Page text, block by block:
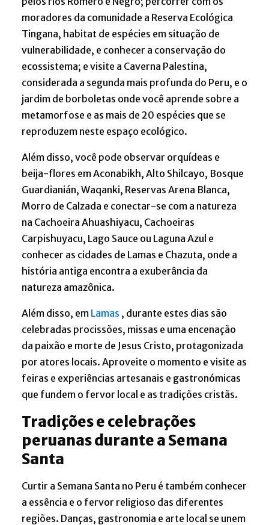
moradores da comunidade a Reserva Ecológica
Tingana, habitat de espécies em situação de
vulnerabilidade, e conhecer a conservação do
ecossistema; e visite a Caverna Palestina,
considerada a segunda mais profunda do Peru, e o
jardim de borboletas onde você aprende sobre a
metamorfose e as mais de 20 espécies que se
reproduzem neste espaço ecológico.
Além disso, você pode observar orquídeas e
beija-flores em Aconabikh, Alto Shilcayo, Bosque
Guardianián, Waqanki, Reservas Arena Blanca,
Morro de Calzada e conectar-se com a natureza
na Cachoeira Ahuashiyacu, Cachoeiras
Carpishuyacu, Lago Sauce ou Laguna Azul e
conhecer as cidades de Lamas e Chazuta, onde a
história antiga encontra a exuberância da
natureza amazônica.
Além disso, em Lamas , durante estes dias são
celebradas procissões, missas e uma encenação
da paixão e morte de Jesus Cristo, protagonizada
por atores locais. Aproveite o momento e visite as
feiras e experiências artesanais e gastronómicas
que fundem o fervor local e as tradições cristãs.
Tradições e celebrações
peruanas durante a Semana
Santa
Curtir a Semana Santa no Peru é também conhecer
a essência e o fervor religioso das diferentes
regiões. Danças, gastronomia e arte local se unem